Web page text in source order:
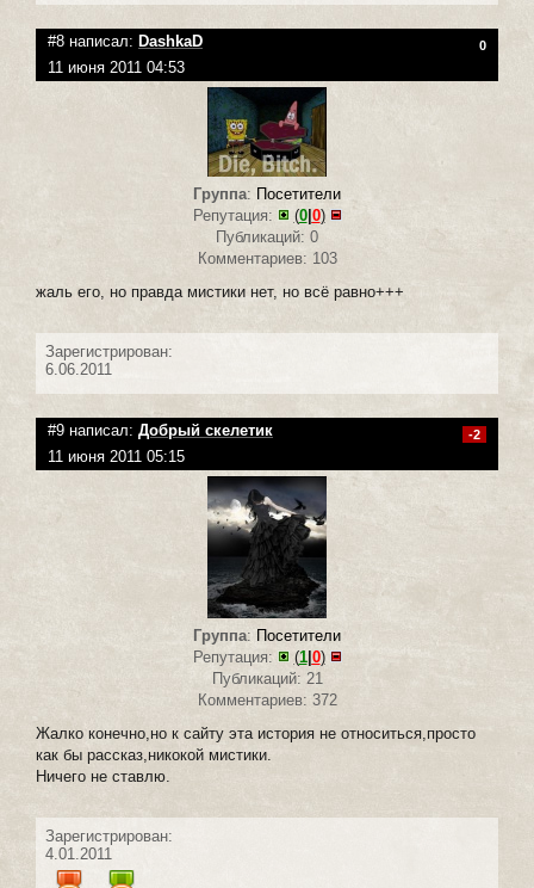
#8 написал: DashkaD 0
11 июня 2011 04:53
Группа: Посетители
Репутация:
(0| 0)
Публикаций: 0
Комментариев: 103
жаль его, но правда мистики нет, но всё равно+++
Зарегистрирован:
6.06.2011
#9 написал: Добрый скелетик -2
11 июня 2011 05:15
Группа: Посетители
Репутация:
(1| 0)
Публикаций: 21
Комментариев: 372
Жалко конечно,но к сайту эта история не относиться,просто
как бы рассказ,никокой мистики.
Ничего не ставлю.
Зарегистрирован:
4.01.2011